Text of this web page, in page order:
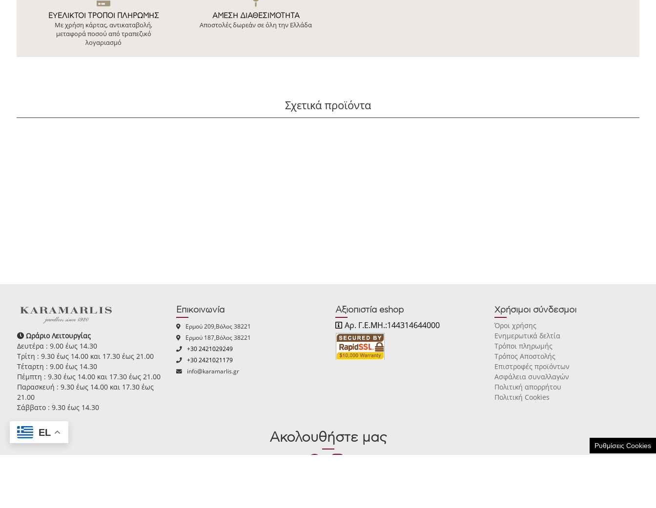
EL
Ρυθμίσεις Cookies
ΕΥΕΛΙΚΤΟΙ ΤΡΟΠΟΙ ΠΛΗΡΩΜΗΣ
Με χρήση κάρτας, αντικαταβολή,
μεταφορά ποσού από τραπεζικό
λογαριασμό
ΆΜΕΣΗ ΔΙΑΘΕΣΙΜΌΤΗΤΑ
Αποστολές δωρεάν σε όλη την Ελλάδα
Σχετικά προϊόντα
Ωράριο Λειτουργίας
Δευτέρα : 9.00 έως 14.30
Τρίτη : 9.30 έως 14.00 και 17.30 έως 21.00
Τέταρτη : 9.00 έως 14.30
Πέμπτη : 9.30 έως 14.00 και 17.30 έως 21.00
Παρασκευή : 9.30 έως 14.00 και 17.30 έως
21.00
Σάββατο : 9.30 έως 14.30
Επικοινωνία
Ερμού 209,Βόλος 38221
Ερμού 187,Βόλος 38221
+30 2421029249
+30 2421021179
info@karamarlis.gr
Αξιοπιστία eshop
Αρ. Γ.Ε.ΜΗ.:144314644000
Χρήσιμοι σύνδεσμοι
Όροι χρήσης
Ενημερωτικά δελτία
Τρόποι πληρωμής
Τρόπος Αποστολής
Επιστροφές προϊόντων
Ασφάλεια συναλλαγών
Πολιτική απορρήτου
Πολιτική Cookies
Ακολουθήστε μας